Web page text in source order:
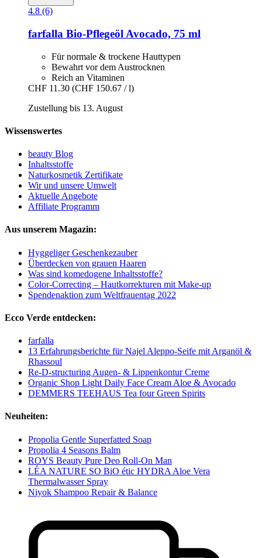
4.8 (6)
farfalla Bio-​Pflegeöl Avocado, 75 ml
Für normale & trockene Hauttypen
Bewahrt vor dem Austrocknen
Reich an Vitaminen
CHF 11.30 (CHF 150.67 / l)
Zustellung bis 13. August
Wissenswertes
beauty Blog
Inhaltsstoffe
Naturkosmetik Zertifikate
Wir und unsere Umwelt
Aktuelle Angebote
Affiliate Programm
Aus unserem Magazin:
Hyggeliger Geschenkezauber
Überdecken von grauen Haaren
Was sind komedogene Inhaltsstoffe?
Color-Correcting – Hautkorrekturen mit Make-up
Spendenaktion zum Weltfrauentag 2022
Ecco Verde entdecken:
farfalla
13 Erfahrungsberichte für Najel Aleppo-Seife mit Arganöl &
Rhassoul
Re-D-structuring Augen- & Lippenkontur Creme
Organic Shop Light Daily Face Cream Aloe & Avocado
DEMMERS TEEHAUS Tea four Green Spirits
Neuheiten:
Propolia Gentle Superfatted Soap
Propolia 4 Seasons Balm
ROYS Beauty Pure Deo Roll-On Man
LÉA NATURE SO BiO étic HYDRA Aloe Vera
Thermalwasser Spray
Niyok Shampoo Repair & Balance